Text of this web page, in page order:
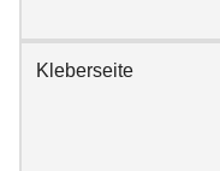
Kleberseite